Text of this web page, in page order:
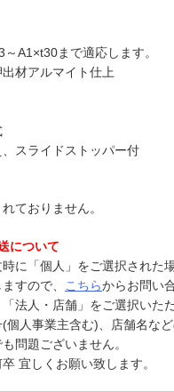
A1×t30まで適応します。
材アルマイト仕上
、スライドストッパー付
ておりません。
について
に「個人」をご選択された
すので、
こちらからお問い
法人・店舗」をご選択いた
個人事業主含む)、店舗名な
問題ございません。
宜しくお願い致します。